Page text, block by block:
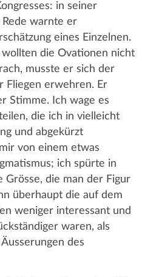
in seiner
Rede warnte er
eines Einzelnen.
die Ovationen nicht
musste er sich der
Fliegen erwehren. Er
Stimme. Ich wage es
die ich in vielleicht
und abgekürzt
von einem etwas
ich spürte in
die man der Figur
überhaupt die auf dem
weniger interessant und
waren, als
des